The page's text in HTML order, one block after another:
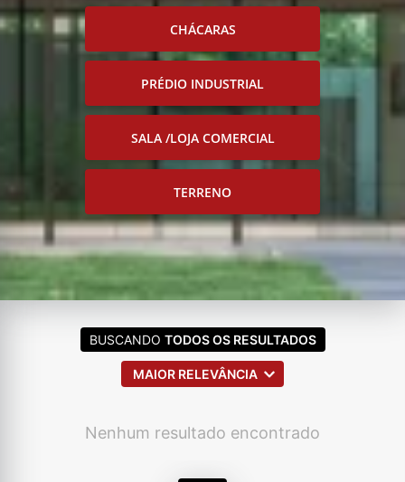
CHÁCARAS
PRÉDIO INDUSTRIAL
SALA /LOJA COMERCIAL
TERRENO
BUSCANDO TODOS OS RESULTADOS
MAIOR RELEVÂNCIA
Nenhum resultado encontrado